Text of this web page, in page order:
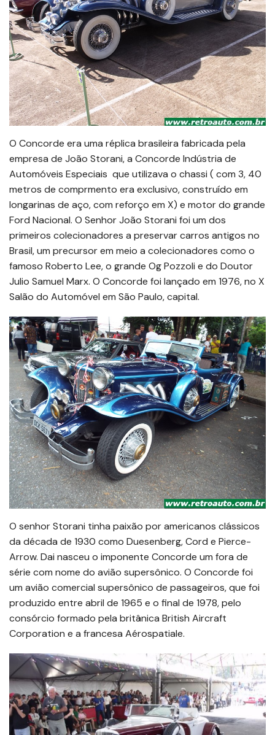
O Concorde era uma réplica brasileira fabricada pela
empresa de João Storani, a Concorde Indústria de
Automóveis Especiais que utilizava o chassi ( com 3, 40
metros de comprmento era exclusivo, construído em
longarinas de aço, com reforço em X) e motor do grande
Ford Nacional. O Senhor João Storani foi um dos
primeiros colecionadores a preservar carros antigos no
Brasil, um precursor em meio a colecionadores como o
famoso Roberto Lee, o grande Og Pozzoli e do Doutor
Julio Samuel Marx. O Concorde foi lançado em 1976, no X
Salão do Automóvel em São Paulo, capital.
O senhor Storani tinha paixão por americanos clássicos
da década de 1930 como Duesenberg, Cord e Pierce-
Arrow. Dai nasceu o imponente Concorde um fora de
série com nome do avião supersônico. O Concorde foi
um avião comercial supersônico de passageiros, que foi
produzido entre abril de 1965 e o final de 1978, pelo
consórcio formado pela britânica British Aircraft
Corporation e a francesa Aérospatiale.